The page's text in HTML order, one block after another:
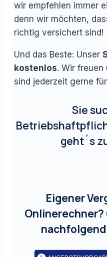
wir empfehlen immer
denn wir möchten,
richtig versichert sind!
Und das Beste: Unser
kostenlos. Wir freuen
sind jederzeit gerne
Sie
geht´s
Eigener
Onlinerechner?